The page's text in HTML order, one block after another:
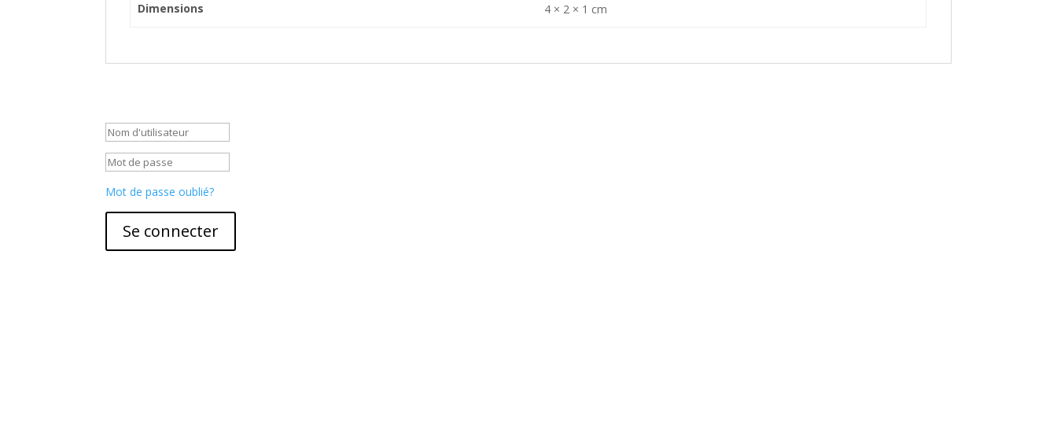
Dimensions 4 × 2 × 1 cm
Mot de passe oublié?
Se connecter